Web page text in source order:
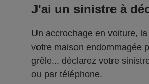
J'ai un sinistre à
Un accrochage en voiture,
votre maison endommagée
grêle... déclarez votre
ou par téléphone.